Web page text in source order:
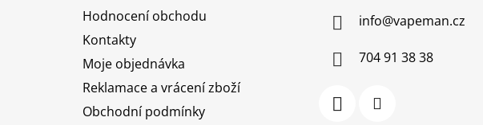
Hodnocení obchodu
Kontakty
Moje objednávka
Reklamace a vrácení zboží
Obchodní podmínky
info@vapeman.cz
704 91 38 38